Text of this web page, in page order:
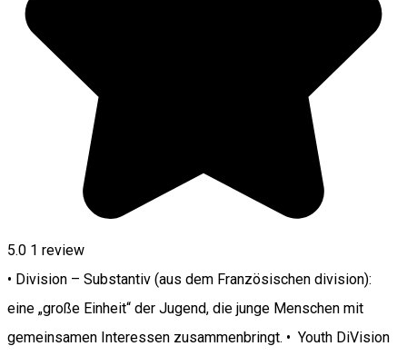
5.0 1 review
• Division – Substantiv (aus dem Französischen division):
eine „große Einheit“ der Jugend, die junge Menschen mit
gemeinsamen Interessen zusammenbringt. • Youth DiVision